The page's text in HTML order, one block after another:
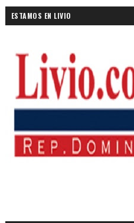
ESTAMOS EN LIVIO